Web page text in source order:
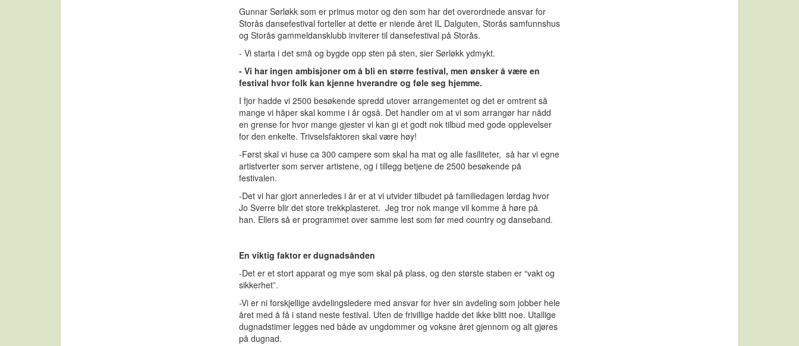
Gunnar Sørløkk som er primus motor og den som har det overordnede ansvar for
Storås dansefestival forteller at dette er niende året IL Dalguten, Storås samfunnshus
og Storås gammeldansklubb inviterer til dansefestival på Storås.
- Vi starta i det små og bygde opp sten på sten, sier Sørløkk ydmykt.
- Vi har ingen ambisjoner om å bli en større festival, men ønsker å være en
festival hvor folk kan kjenne hverandre og føle seg hjemme.
I fjor hadde vi 2500 besøkende spredd utover arrangementet og det er omtrent så
mange vi håper skal komme i år også. Det handler om at vi som arrangør har nådd
en grense for hvor mange gjester vi kan gi et godt nok tilbud med gode opplevelser
for den enkelte. Trivselsfaktoren skal være høy!
-Først skal vi huse ca 300 campere som skal ha mat og alle fasiliteter, så har vi egne
artistverter som server artistene, og i tillegg betjene de 2500 besøkende på
festivalen.
-Det vi har gjort annerledes i år er at vi utvider tilbudet på familiedagen lørdag hvor
Jo Sverre blir det store trekkplasteret. Jeg tror nok mange vil komme å høre på
han. Ellers så er programmet over samme lest som før med country og danseband.
En viktig faktor er dugnadsånden
-Det er et stort apparat og mye som skal på plass, og den største staben er “vakt og
sikkerhet”.
-Vi er ni forskjellige avdelingsledere med ansvar for hver sin avdeling som jobber hele
året med å få i stand neste festival. Uten de frivillige hadde det ikke blitt noe. Utallige
dugnadstimer legges ned både av ungdommer og voksne året gjennom og alt gjøres
på dugnad.